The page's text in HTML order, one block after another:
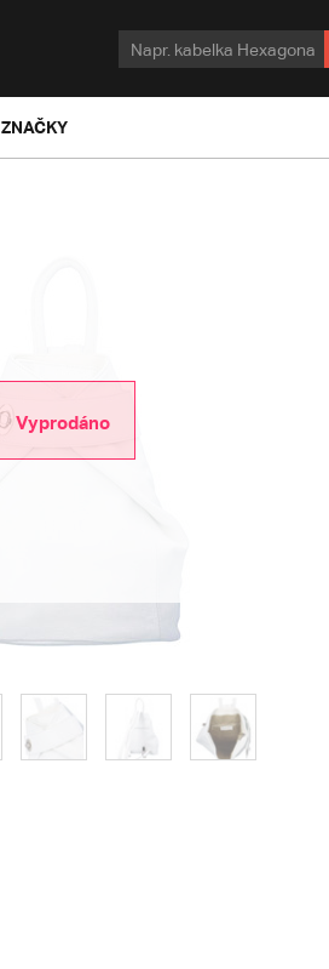
ZNAČKY
Vyprodáno